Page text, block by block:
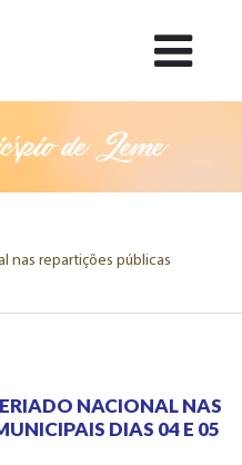
de Leme
nas repartições públicas
NACIONAL NAS
DIAS 04 E 05